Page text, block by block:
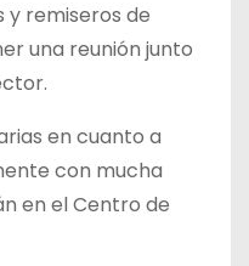
y remiseros de
una reunión junto
en cuanto a
con mucha
en el Centro de